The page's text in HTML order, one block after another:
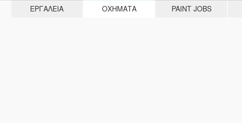
ΕΡΓΑΛΕΊΑ ΟΧΉΜΑΤΑ PAINT JOBS